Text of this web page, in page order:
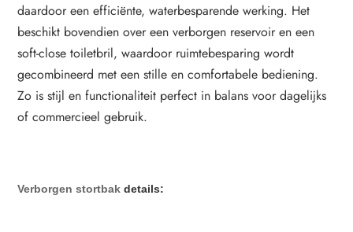
daardoor een efficiënte, waterbesparende werking. Het
beschikt bovendien over een verborgen reservoir en een
soft-close toiletbril, waardoor ruimtebesparing wordt
gecombineerd met een stille en comfortabele bediening.
Zo is stijl en functionaliteit perfect in balans voor dagelijks
of commercieel gebruik.
Verborgen stortbakdetails: